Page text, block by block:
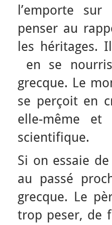
l’emporte
penser au
les héritages.
en se
grecque. Le
se perçoit en
elle-même
scientifique.
Si on essaie
au passé
grecque. Le
trop peser, de